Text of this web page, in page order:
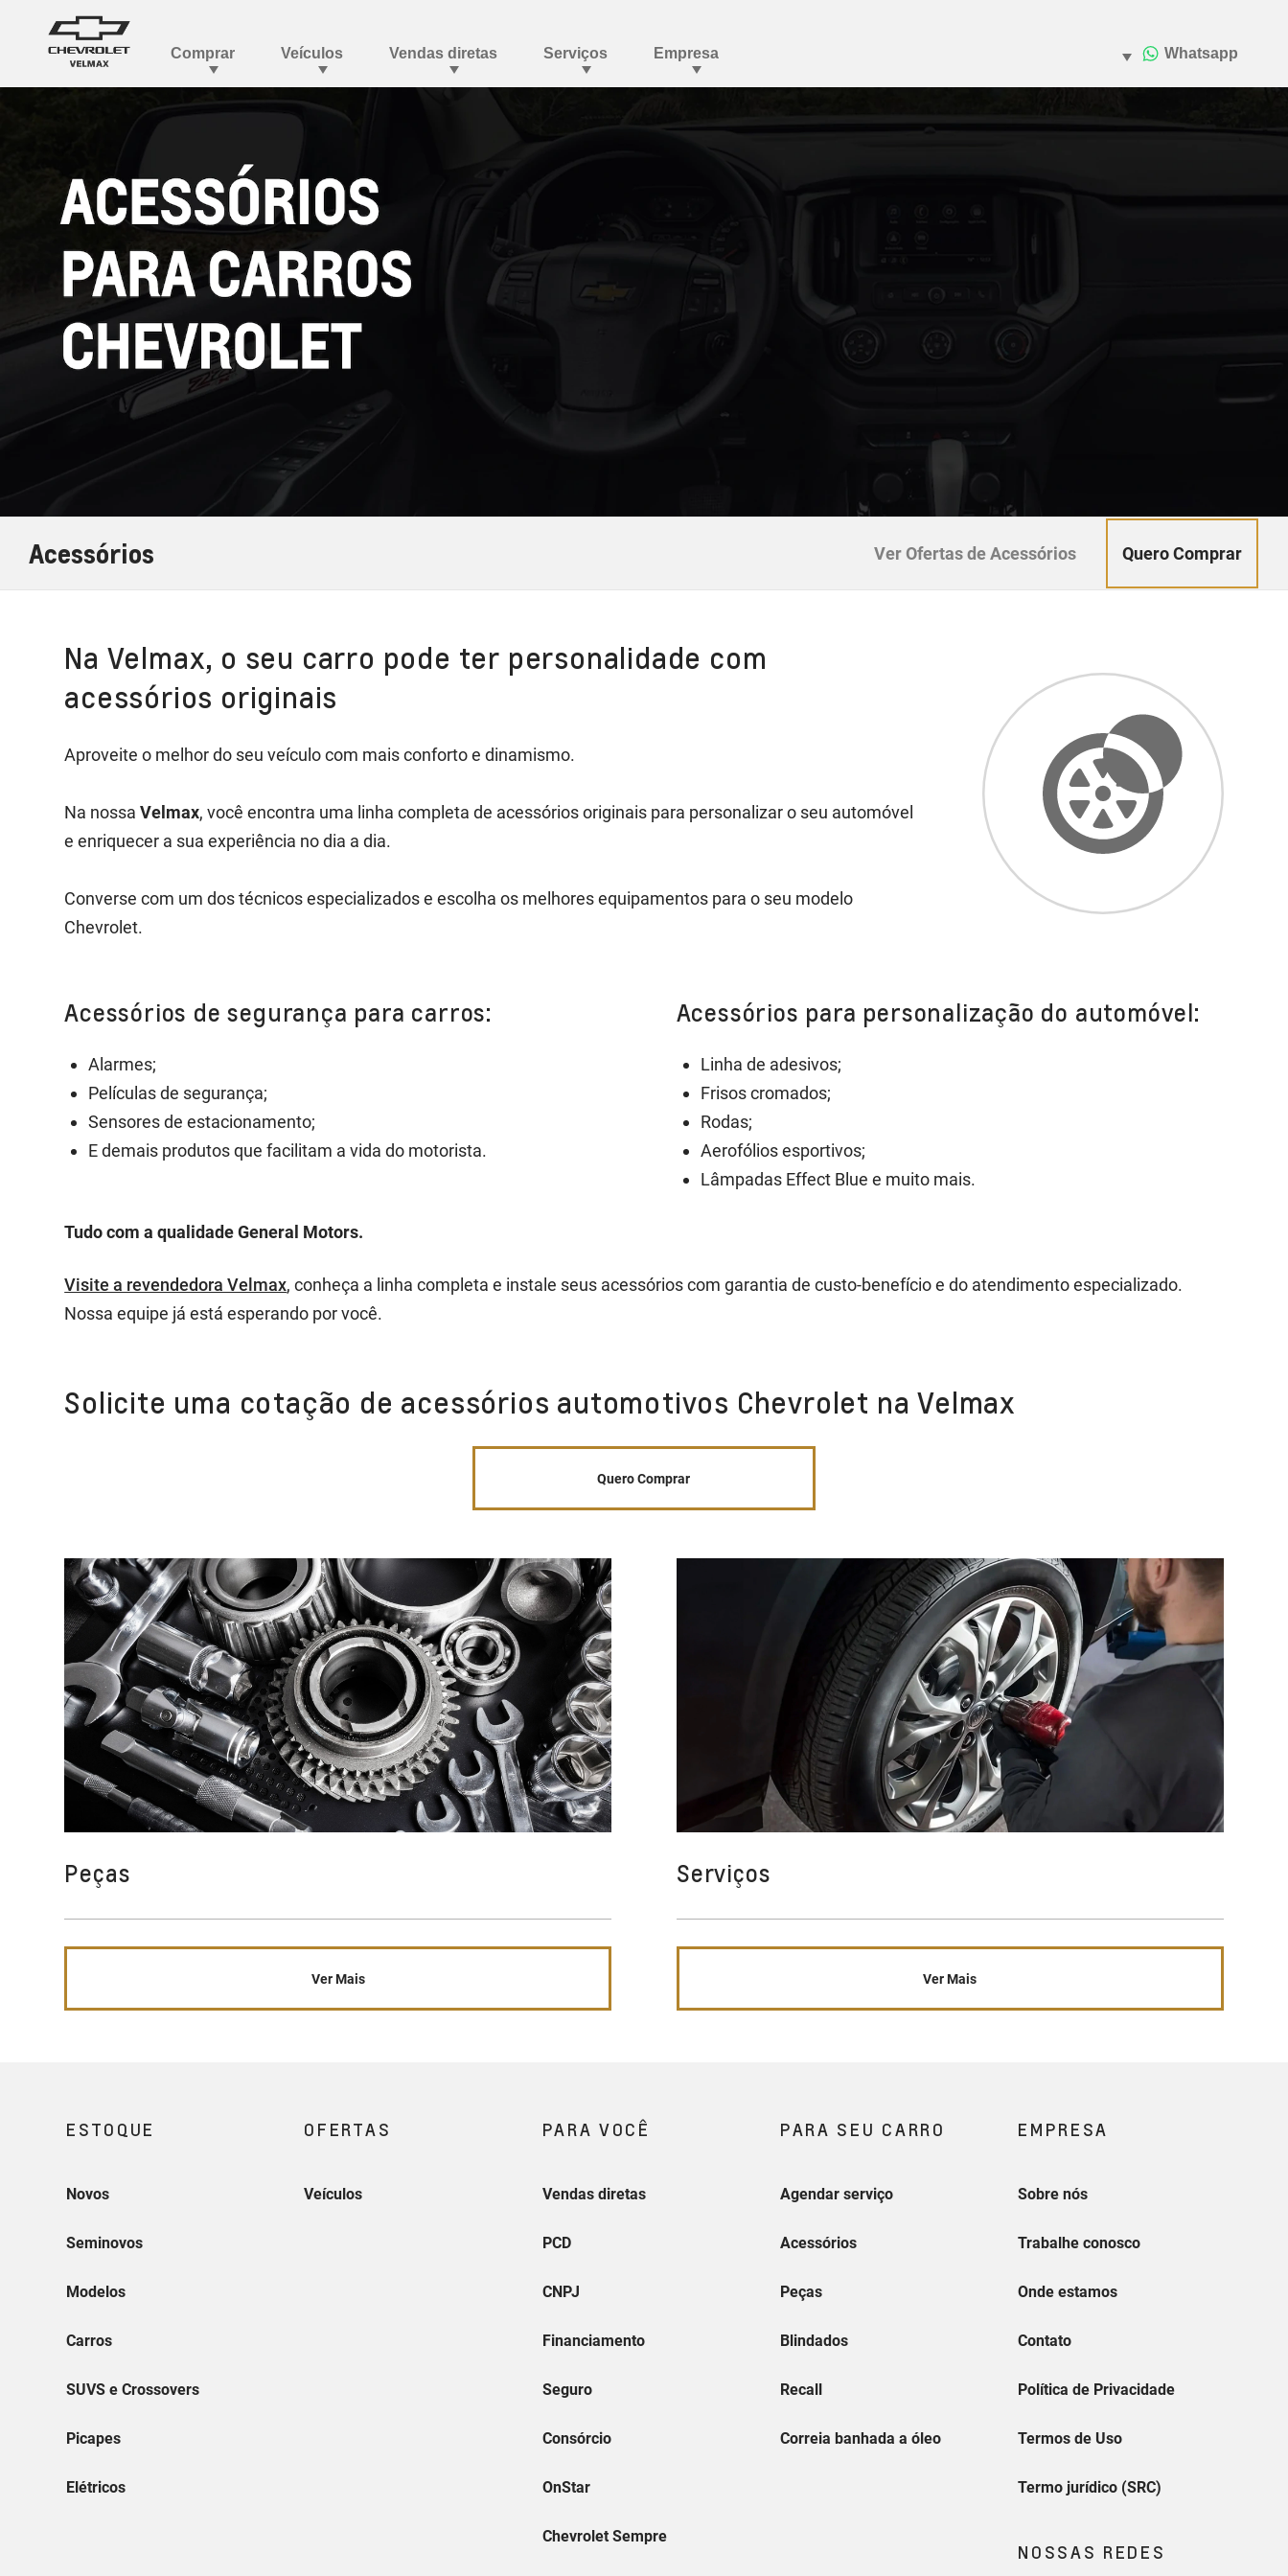
Acessórios Ver Ofertas de Acessórios Quero Comprar
Na Velmax, o seu carro pode ter personalidade com
acessórios originais
Aproveite o melhor do seu veículo com mais conforto e dinamismo.
Na nossaVelmax, você encontra uma linha completa de acessórios originais para personalizar o seu automóvel
e enriquecer a sua experiência no dia a dia.
Converse com um dos técnicos especializados e escolha os melhores equipamentos para o seu modelo
Chevrolet.
Acessórios de segurança para carros:
Alarmes;
Películas de segurança;
Sensores de estacionamento;
E demais produtos que facilitam a vida do motorista.
Acessórios para personalização do automóvel:
Linha de adesivos;
Frisos cromados;
Rodas;
Aerofólios esportivos;
Lâmpadas Effect Blue e muito mais.
Tudo com a qualidade General Motors.
Visite a revendedora Velmax, conheça a linha completa e instale seus acessórios com garantia de custo-benefício e do atendimento especializado.
Nossa equipe já está esperando por você.
Solicite uma cotação de acessórios automotivos Chevrolet na Velmax
Quero Comprar
Peças
Ver Mais
Serviços
Ver Mais